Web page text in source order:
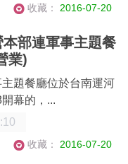
收藏： 2016-07-20
本部連軍事主題餐
業)
題餐廳位於台南運河
幕的，...
收藏： 2016-07-20